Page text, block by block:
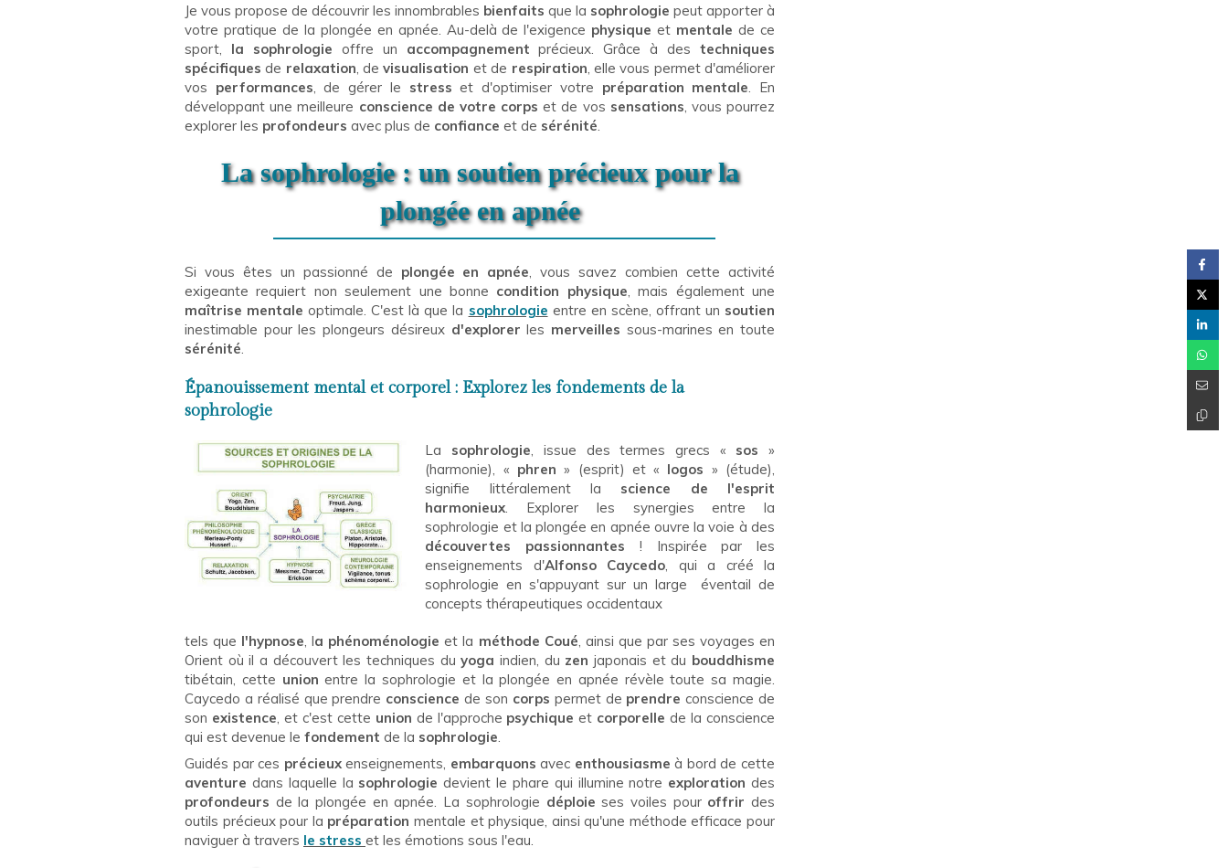
Je vous propose de découvrir les innombrables bienfaits que la sophrologie peut apporter à
votre pratique de la plongée en apnée. Au-delà de l'exigence physique et mentale de ce
sport, la sophrologie offre un accompagnement précieux. Grâce à destechniques
spécifiques de relaxation , devisualisation et de respiration , elle vous permet d'améliorer
vos performances , de gérer le stress et d'optimiser votre préparation mentale . En
développant une meilleure conscience de votre corps et de vos sensations , vous pourrez
explorer les profondeurs avec plus de confiance et de sérénité
La sophrologie : un soutien précieux pour la
plongée en apnée
Si vous êtes un passionné de plongée en apnée , vous savez combien cette activité
exigeante requiert non seulement une bonne condition physique , mais également une
maîtrise mentale optimale. C'est là que la sophrologie entre en scène, offrant un soutien
inestimable pour les plongeurs désireux d'explorer les merveilles sous-marines en toute
sérénité
Épanouissement mental et corporel : Explorez les fondements de la
sophrologie
La sophrologie , issue des termes grecs « sos »
(harmonie), « phren » (esprit) et « logos » (étude),
signifie littéralement la science de l'esprit
harmonieux . Explorer les synergies entre la
sophrologie et la plongée en apnée ouvre la voie à des
découvertes passionnantes ! Inspirée par les
enseignements d'Alfonso Caycedo , qui a créé la
sophrologie en s'appuyant sur un large
éventail de
concepts thérapeutiques occidentaux
tels que l'hypnose , la phénoménologie et la méthode Coué , ainsi que par ses voyages en
Orient où il a découvert les techniques duyoga indien, du zen japonais et du bouddhisme
tibétain, cette unionentre la sophrologie et la plongée en apnée révèle toute sa magie.
Caycedo a réalisé que prendre conscience de son corps permet de prendreconscience de
son existence , et c'est cette union de l'approche psychiqueet corporelle de la conscience
qui est devenue le fondement de la sophrologie
Guidés par ces précieuxenseignements, embarquons avec enthousiasme à bord de cette
aventure dans laquelle la sophrologie devient le phare qui illumine notre exploration des
profondeurs de la plongée en apnée. La sophrologie déploieses voiles pour offrir des
outils précieux pour la préparation mentale et physique, ainsi qu'une méthode efficace pour
naviguer à travers le stress et les émotions sous l'eau.